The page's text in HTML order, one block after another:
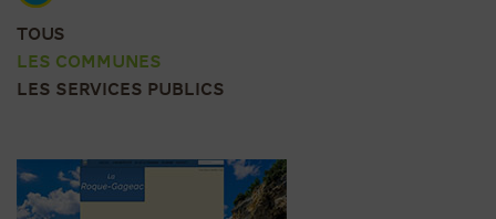
TOUS
LES COMMUNES
LES SERVICES PUBLICS